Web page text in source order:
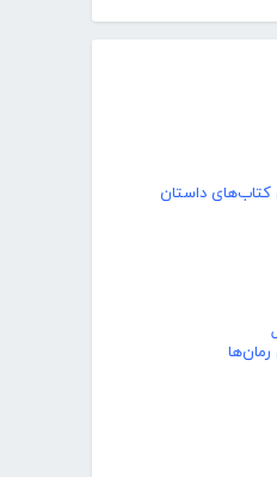
کتاب‌های داستان
رمان‌ها